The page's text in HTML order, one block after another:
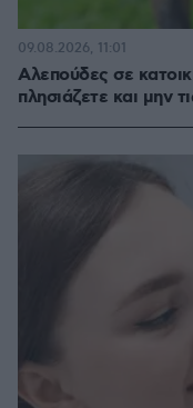
Αλεπούδες σε
πλησιάζετε και μην
09.08.2026, 11:01